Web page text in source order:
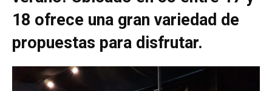
18 ofrece una gran variedad de
propuestas para disfrutar.